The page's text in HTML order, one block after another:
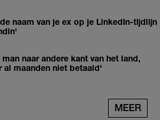
naam van je ex op je LinkedIn-tijdlijn
naar andere kant van het land,
al maanden niet betaald'
MEER